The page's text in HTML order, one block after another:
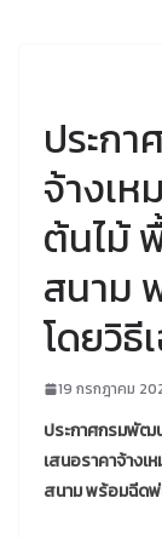
ประกา
จ้างเห
ต้นไม้
สนาม
โดยวิธี
19 กรกฎาคม
ประกาศกรมพัฒ
เสนอราคาจ้าง
สนาม พร้อมฉีดพ่